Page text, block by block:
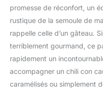
promesse de réconfort, un
rustique de la semoule de
rappelle celle d’un gâteau.
terriblement gourmand, ce
rapidement un
accompagner un chili con
caramélisés ou simplement